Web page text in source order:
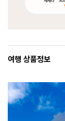
여행 상품정보